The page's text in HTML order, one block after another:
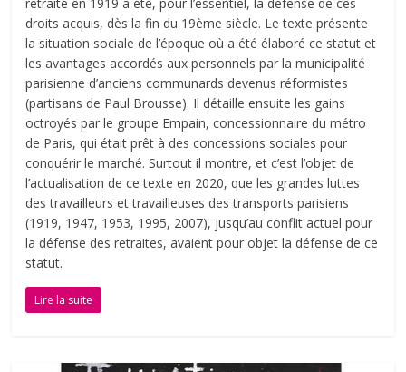
droits acquis, dès la fin du 19ème siècle. Le texte présente
la situation sociale de l’époque où a été élaboré ce statut et
les avantages accordés aux personnels par la municipalité
parisienne d’anciens communards devenus réformistes
(partisans de Paul Brousse). Il détaille ensuite les gains
octroyés par le groupe Empain, concessionnaire du métro
de Paris, qui était prêt à des concessions sociales pour
conquérir le marché. Surtout il montre, et c’est l’objet de
l’actualisation de ce texte en 2020, que les grandes luttes
des travailleurs et travailleuses des transports parisiens
(1919, 1947, 1953, 1995, 2007), jusqu’au conflit actuel pour
la défense des retraites, avaient pour objet la défense de ce
statut.
Lire la suite